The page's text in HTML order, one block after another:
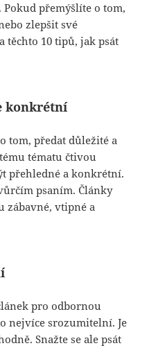
přemýšlíte o tom,
zlepšit své
těchto 10 tipů, jak psát
konkrétní
tom, předat důležité a
tématu čtivou
přehledné a konkrétní.
psaním. Články
zábavné, vtipné a
pro odbornou
nejvíce srozumitelní. Je
Snažte se ale psát